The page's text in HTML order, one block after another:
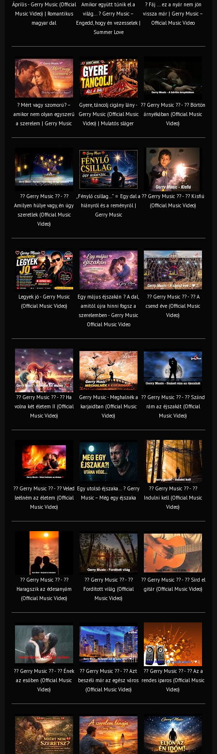
Április - Gerry Music (Official
Music Video) | Romantikus
magyar dal
Amikor együtt tűnik el a
világ... ? Gerry Music –
Engedd, hogy én vezesselek |
Summer Love
? Fáj … ez a nyár nem jön
vissza már | Gerry Music –
Official Music Video
? Mért vagy szomorú? –
amikor nem olyan egyszerű
a szerelem | Gerry Music
Gyere, táncolj cigány lány -
Gerry Music (Official Music
Video) | Mulatós sláger
?? Gerry Music ?? - ?? Börtön
árnyékában (Official Music
Video)
?? Gerry Music ?? - ??
Amilyen hülye vagy, én úgy
szeretlek (Official Music
Video)
„Fénylő csillag…” ⭐ Egy dal a
hiányról és a reményről |
Gerry Music
?? Gerry Music ?? - ?? Kisfiú
(Official Music Video)
Legyek jó - Gerry Music
(Official Music Video)
Egy május éjszakán ? A dal,
amitől újra hinni fogsz a
szerelemben - Gerry Music
Official Music Video
?? Gerry Music ?? - ?? A
csend éve (Official Music
Video)
?? Gerry Music ?? - ?? Ha
volna két életem II (Official
Music Video)
Gerry Music - Meghalnék a
karjaidban (Official Music
Video)
?? Gerry Music ?? - ?? Szánd
rám az éjszakát (Official
Music Video)
?? Gerry Music ?? - ?? Veled
leélném az életem (Official
Music Video)
Egy utolsó éjszaka… ? Gerry
Music – Még egy éjszaka
?? Gerry Music ?? - ??
Indulni kell (Official Music
Video)
?? Gerry Music ?? - ??
Haragszik az édesanyám
(Official Music Video)
?? Gerry Music ?? - ??
Fordított világ (Official
Music Video)
?? Gerry Music ?? - ?? Sírd el
gitár (Official Music Video)
?? Gerry Music ?? - ?? Ének
az esőben (Official Music
Video)
?? Gerry Music ?? - ?? Azt
beszéli már az egész város
(Official Music Video)
?? Gerry Music ?? - ?? Az a
rendes iparos (Official Music
Video)